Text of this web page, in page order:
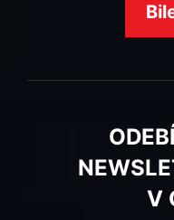
V